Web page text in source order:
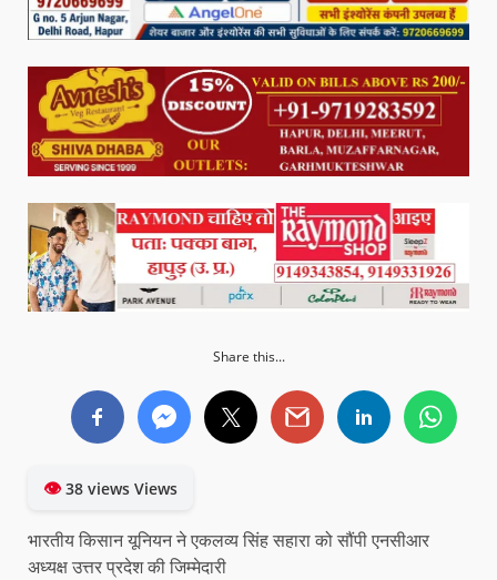
Share this...
👁38 views Views
भारतीय किसान यूनियन ने एकलव्य सिंह सहारा को सौंपी एनसीआर
अध्यक्ष उत्तर प्रदेश की जिम्मेदारी